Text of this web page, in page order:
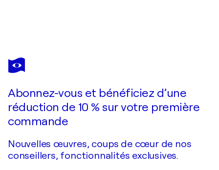
THIERRY LANDON
"Emeraude et tivolis"
Abonnez-vous et bénéficiez d’une
réduction de 10 % sur votre première
commande
Nouvelles œuvres, coups de cœur de nos
conseillers, fonctionnalités exclusives.